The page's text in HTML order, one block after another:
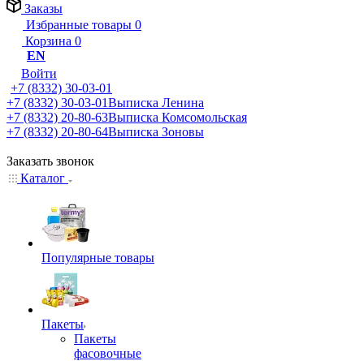
Заказы
Избранные товары 0
Корзина 0
EN
Войти
+7 (8332) 30-03-01
+7 (8332) 30-03-01Выписка Ленина
+7 (8332) 20-80-63Выписка Комсомольская
+7 (8332) 20-80-64Выписка Зоновы
Заказать звонок
Каталог
Популярные товары
Пакеты
Пакеты
фасовочные